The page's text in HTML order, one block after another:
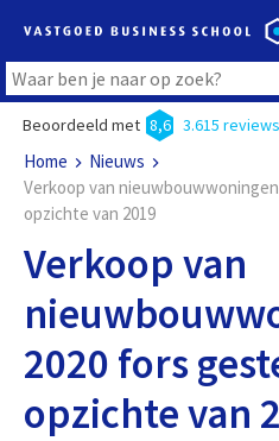
Beoordeeld met 8,6 3.615 reviews
Home
Nieuws
Verkoop van
opzichte van 2019
Verkoop van
2020 fors
opzichte van